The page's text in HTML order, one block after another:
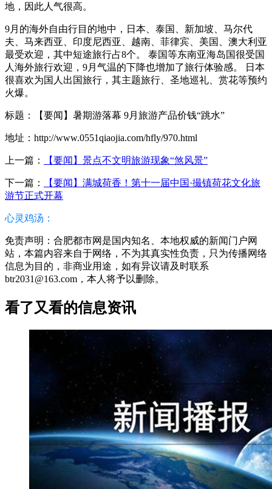
地，因此人气很高。
9月的海外自由行目的地中，日本、泰国、新加坡、马尔代
夫、马来西亚、印度尼西亚、越南、菲律宾、美国、澳大利亚
最受欢迎，其中短途旅行占8个。 泰国等东南亚海岛国很受国
人海外旅行欢迎，9月气温的下降也增加了旅行体验感。 日本
很喜欢为国人出国旅行，其主题旅行、圣地巡礼、赏花等预约
火爆。
标题：【要闻】暑期游落幕 9月旅游产品价钱“跳水”
地址：http://www.0551qiaojia.com/hfly/970.html
上一篇： 【要闻】景点不文明旅游现象“煞风景”
下一篇：
【要闻】满城荷香！第十一届中国·撮镇荷花文化旅
游节正式开幕
心灵鸡汤：
免责声明：合肥都市网是国内知名、本地权威的新闻门户网
站，本篇内容来自于网络，不为其真实性负责，只为传播网络
信息为目的，非商业用途，如有异议请及时联系
btr2031@163.com，本人将予以删除。
看了又看的信息资讯